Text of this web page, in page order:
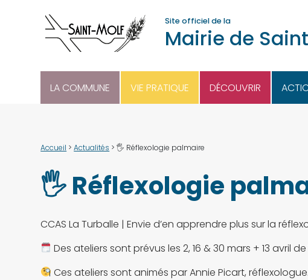
Site officiel de la
Mairie de
LA COMMUNE VIE PRATIQUE DÉCOUVRIR
Accueil >Actualités >🖐 Réflexologie palmaire
🖐 Réflexologie
CCAS La Turballe | Envie d’en apprendre plus sur la
Des ateliers sont prévus les 2, 16 & 30 mars + 13 avril
Ces ateliers sont animés par Annie Picart, réflexologue.